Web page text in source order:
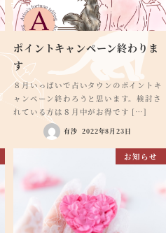
ポイントキャンペーン終わりま
す
８月いっぱいで占いタウンのポイントキ
ャンペーン終わろうと思います。検討さ
れている方は８月中がお得です […]
有沙 2022年8月23日
お知らせ